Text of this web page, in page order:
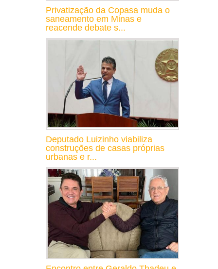
Privatização da Copasa muda o
saneamento em Minas e
reacende debate s...
Deputado Luizinho viabiliza
construções de casas próprias
urbanas e r...